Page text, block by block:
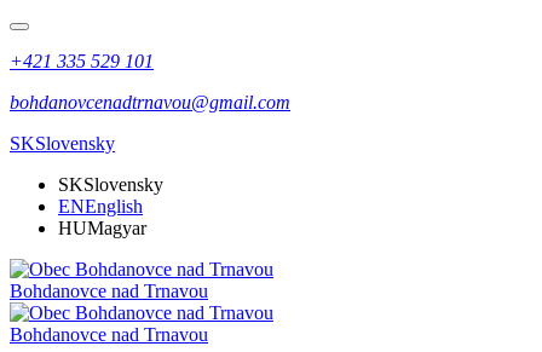
+421 335 529 101
bohdanovcenadtrnavou@gmail.com
SKSlovensky
SKSlovensky
ENEnglish
HUMagyar
Bohdanovce nad Trnavou
Bohdanovce nad Trnavou